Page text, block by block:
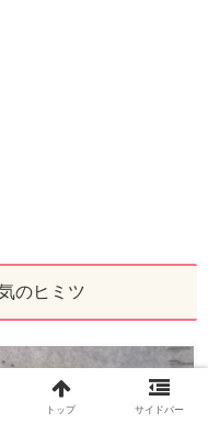
のヒミツ
トップ サイドバー